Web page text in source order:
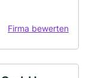
Firma bewerten